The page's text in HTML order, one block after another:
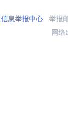
息举报中心举报
网